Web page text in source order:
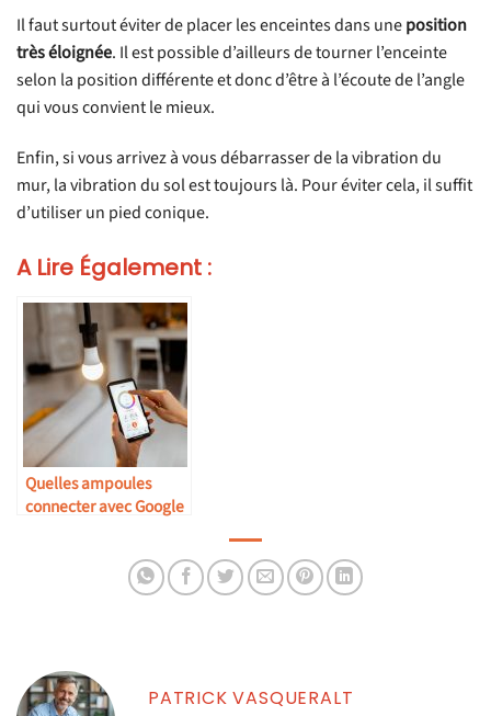
Il faut surtout éviter de placer les enceintes dans uneposition
très éloignée. Il est possible d’ailleurs de tourner l’enceinte
selon la position différente et donc d’être à l’écoute de l’angle
qui vous convient le mieux.
Enfin, si vous arrivez à vous débarrasser de la vibration du
mur, la vibration du sol est toujours là. Pour éviter cela, il suffit
d’utiliser un pied conique.
A Lire Également :
Quelles ampoules
connecter avec Google
PATRICK VASQUERALT